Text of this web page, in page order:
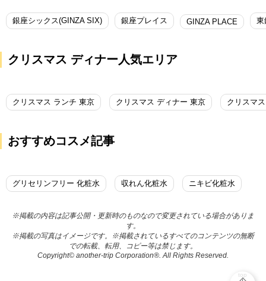
銀座シックス(GINZA SIX) 銀座プレイス GINZA PLACE 東
クリスマス ディナー人気エリア
クリスマス ランチ 東京 クリスマス ディナー 東京 クリスマ
おすすめコスメ記事
グリセリンフリー 化粧水 収れん化粧水 ニキビ化粧水
top
※掲載の内容は記事公開・更新時のものなので変更されている場合がありま
す。
※掲載の写真はイメージです。※掲載されているすべてのコンテンツの無断
での転載、転用、コピー等は禁じます。
Copyright© another-trip Corporation®. All Rights Reserved.